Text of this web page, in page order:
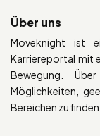
Über uns
Moveknight ist
Karriereportal mit
Bewegung.
Möglichkeiten,
Bereichen zu finden.